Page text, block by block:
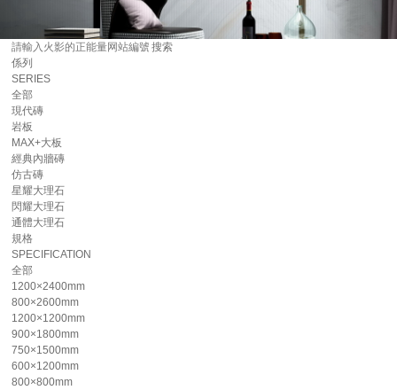
係列
SERIES
全部
現代磚
岩板
MAX+大板
經典內牆磚
仿古磚
星耀大理石
閃耀大理石
通體大理石
規格
SPECIFICATION
全部
1200×2400mm
800×2600mm
1200×1200mm
900×1800mm
750×1500mm
600×1200mm
800×800mm